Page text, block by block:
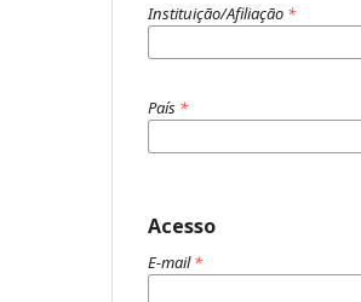
Instituição/Afiliação *
País *
Acesso
E-mail*